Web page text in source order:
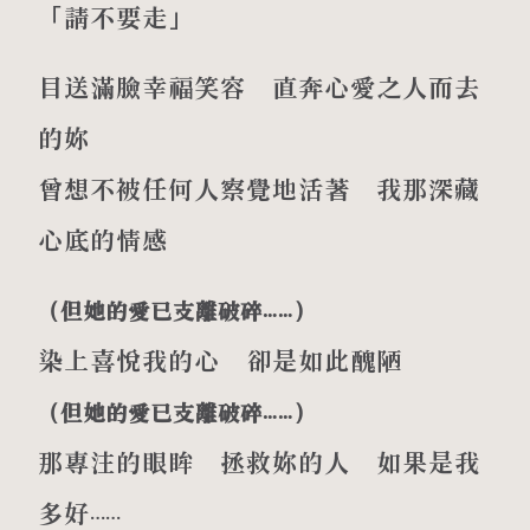
「請不要走」
目送滿臉幸福笑容 直奔心愛之人而去
的妳
曾想不被任何人察覺地活著 我那深藏
心底的情感
（但她的愛已支離破碎⋯⋯）
染上喜悅我的心 卻是如此醜陋
（但她的愛已支離破碎⋯⋯）
那專注的眼眸 拯救妳的人 如果是我
多好⋯⋯